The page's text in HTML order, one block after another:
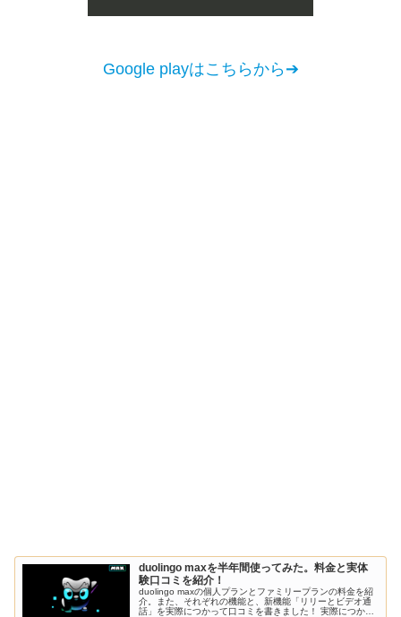
Google playはこちらから➔
duolingo maxを半年間使ってみた。料金と実体
験口コミを紹介！
duolingo maxの個人プランとファミリープランの料金を紹
介。また、それぞれの機能と、新機能「リリーとビデオ通
話」を実際につかって口コミを書きました！ 実際につかっ